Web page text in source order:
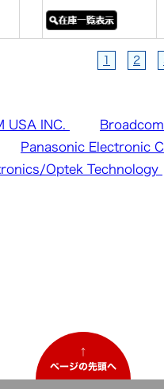
1 2
USA INC.
Panasonic Electronic
Optek Technology
↑
ページの先頭へ